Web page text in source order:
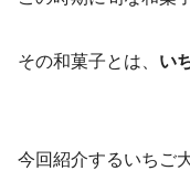
その和菓子とは、 い
今回紹介するいちご